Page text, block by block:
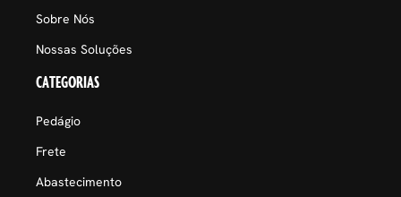
Sobre Nós
Nossas Soluções
CATEGORIAS
Pedágio
Frete
Abastecimento